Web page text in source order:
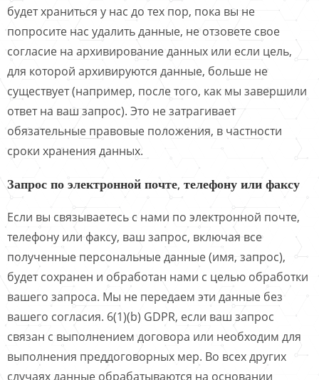
будет храниться у нас до тех пор, пока вы не
попросите нас удалить данные, не отзовете свое
согласие на архивирование данных или если цель,
для которой архивируются данные, больше не
существует (например, после того, как мы завершили
ответ на ваш запрос). Это не затрагивает
обязательные правовые положения, в частности
сроки хранения данных.
Запрос по электронной почте, телефону или факсу
Если вы связываетесь с нами по электронной почте,
телефону или факсу, ваш запрос, включая все
полученные персональные данные (имя, запрос),
будет сохранен и обработан нами с целью обработки
вашего запроса. Мы не передаем эти данные без
вашего согласия. 6(1)(b) GDPR, если ваш запрос
связан с выполнением договора или необходим для
выполнения преддоговорных мер. Во всех других
случаях данные обрабатываются на основании